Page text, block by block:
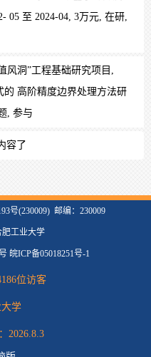
05 至 2024-04, 3万元, 在研,
风洞”工程基础研究项目,
的 高阶精度边界处理方法研
, 参与
容了
号(230009) 邮编：230009
肥工业大学
皖ICP备05018251号-1
位访客
学
2026.8.3